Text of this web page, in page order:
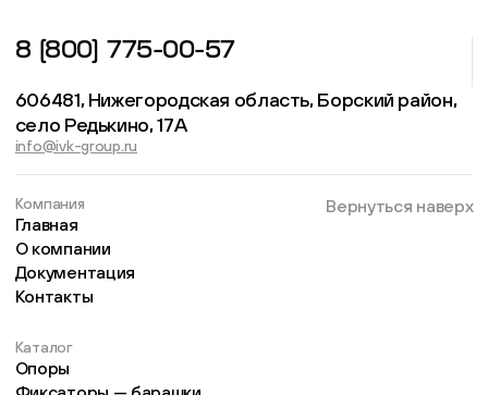
8 (800) 775-00-57
606481, Нижегородская область, Борский район,
село Редькино, 17А
info@ivk-group.ru
Компания
Главная
О компании
Документация
Контакты
Каталог
Опоры
Вернуться наверх